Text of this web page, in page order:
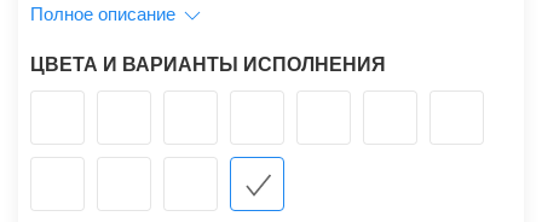
Полное описание
ЦВЕТА И ВАРИАНТЫ ИСПОЛНЕНИЯ